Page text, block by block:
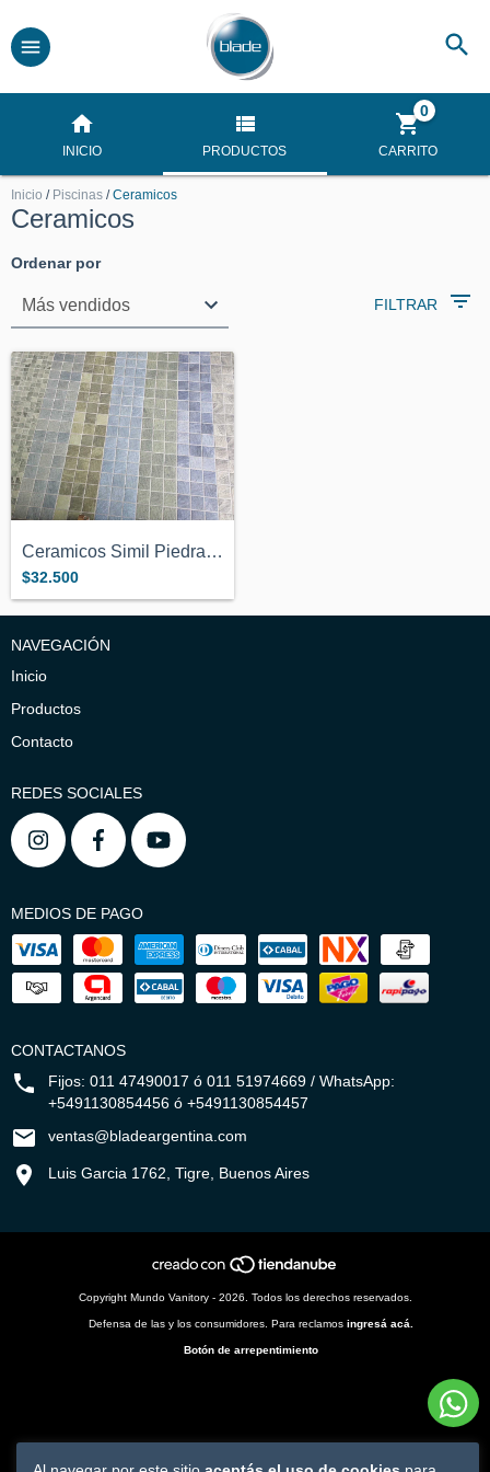
INICIO PRODUCTOS CARRITO
0
Inicio / Piscinas / Ceramicos
Ceramicos
Ordenar por
FILTRAR
Ceramicos Simil Piedra Bali 10x10cm para...
$32.500
NAVEGACIÓN
Inicio
Productos
Contacto
REDES SOCIALES
MEDIOS DE PAGO
CONTACTANOS
Fijos: 011 47490017 ó 011 51974669 / WhatsApp:
+5491130854456 ó +5491130854457
ventas@bladeargentina.com
Luis Garcia 1762, Tigre, Buenos Aires
Copyright Mundo Vanitory - 2026. Todos los derechos reservados.
Defensa de las y los consumidores. Para reclamos ingresá acá.
Botón de arrepentimiento